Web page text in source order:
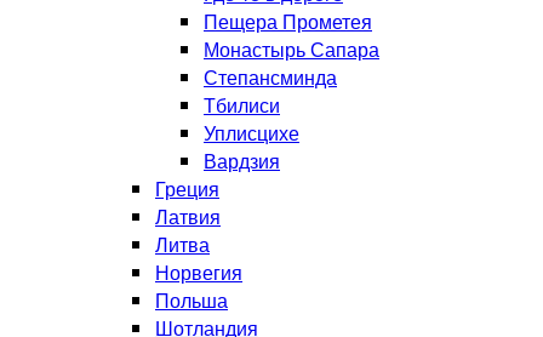
Пещера Прометея
Монастырь Сапара
Степансминда
Тбилиси
Уплисцихе
Вардзия
Греция
Латвия
Литва
Норвегия
Польша
Шотландия